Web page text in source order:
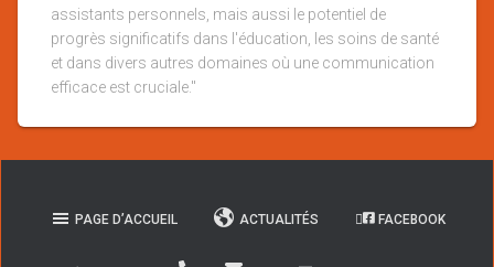
assistants personnels, mais aussi le potentiel de
progrès significatifs dans l'éducation, les soins de santé
et dans divers autres domaines où une communication
efficace est cruciale."
PAGE D’ACCUEIL ACTUALITÉS FACEBOOK